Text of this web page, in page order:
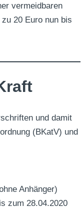
vermeidbaren
20 Euro nun bis
und damit
(BKatV) und
Anhänger)
zum 28.04.2020